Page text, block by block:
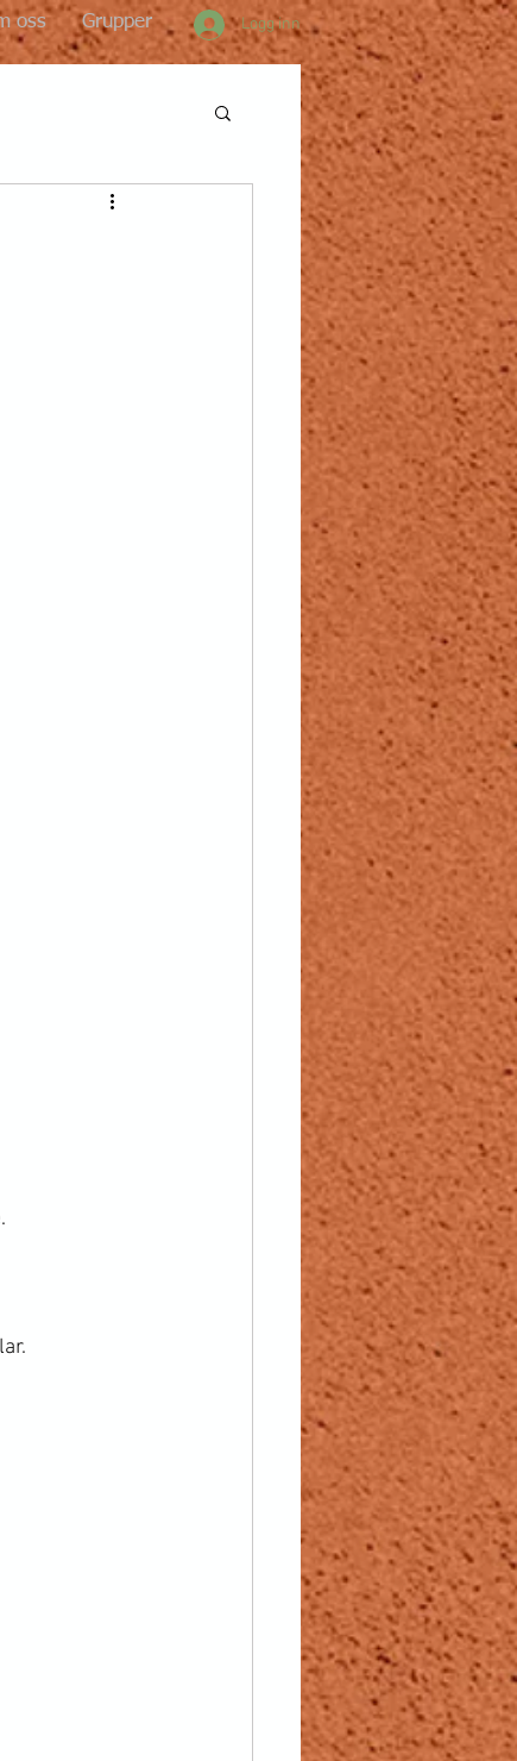
oss Grupper Logg inn